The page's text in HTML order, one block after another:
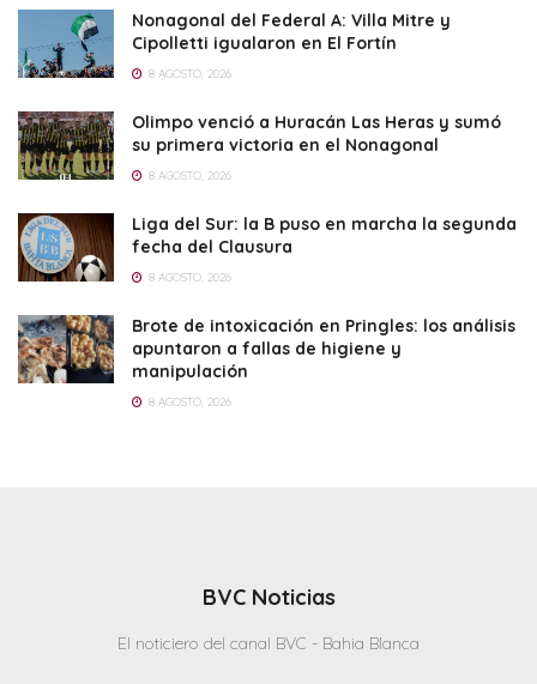
Nonagonal del Federal A: Villa Mitre y
Cipolletti igualaron en El Fortín
8 AGOSTO, 2026
Olimpo venció a Huracán Las Heras y sumó
su primera victoria en el Nonagonal
8 AGOSTO, 2026
Liga del Sur: la B puso en marcha la segunda
fecha del Clausura
8 AGOSTO, 2026
Brote de intoxicación en Pringles: los análisis
apuntaron a fallas de higiene y
manipulación
8 AGOSTO, 2026
BVC Noticias
El noticiero del canal BVC - Bahia Blanca